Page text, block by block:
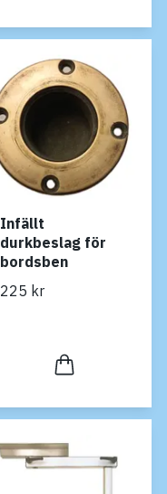
Infällt
durkbeslag för
bordsben
225 kr